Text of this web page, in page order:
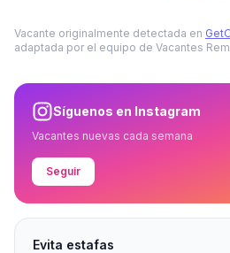
Vacante originalmente detectada en
adaptada por el equipo de Vacantes
Síguenos en Instagram
Vacantes nuevas cada semana
Seguir
Evita estafas